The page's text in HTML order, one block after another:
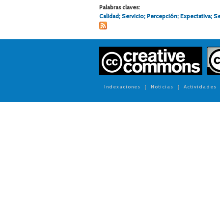
Palabras claves:
Calidad; Servicio; Percepción; Expectativa;
Indexaciones Noticias Actividades